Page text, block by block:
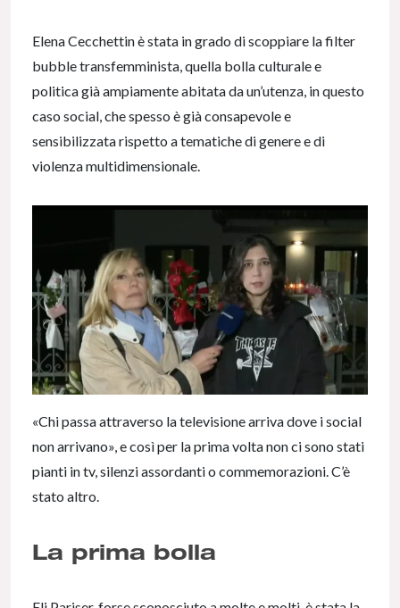
Elena Cecchettin è stata in grado di scoppiare la filter
bubble transfemminista, quella bolla culturale e
politica già ampiamente abitata da un’utenza, in questo
caso social, che spesso è già consapevole e
sensibilizzata rispetto a tematiche di genere e di
violenza multidimensionale.
«Chi passa attraverso la televisione arriva dove i social
non arrivano», e così per la prima volta non ci sono stati
pianti in tv, silenzi assordanti o commemorazioni. C’è
stato altro.
La prima bolla